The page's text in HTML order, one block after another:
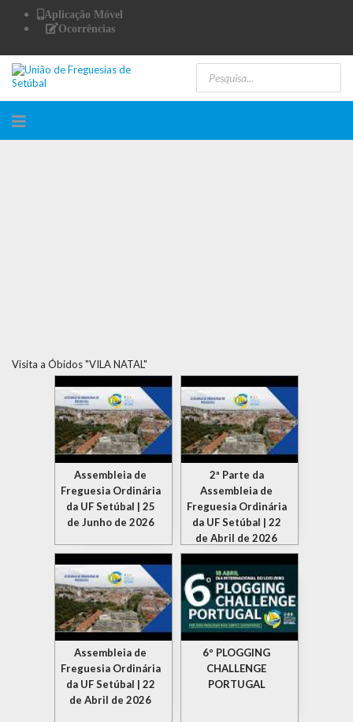
Aplicação Móvel
Ocorrências
Visita a Óbidos "VILA NATAL"
Assembleia de
Freguesia Ordinária
da UF Setúbal | 25
de Junho de 2026
2ª Parte da
Assembleia de
Freguesia Ordinária
da UF Setúbal | 22
de Abril de 2026
Assembleia de
Freguesia Ordinária
da UF Setúbal | 22
de Abril de 2026
6º PLOGGING
CHALLENGE
PORTUGAL